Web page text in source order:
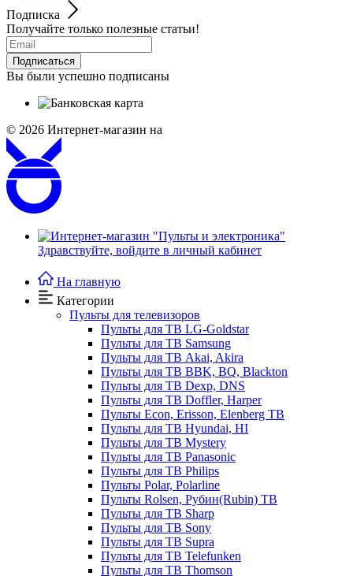
Подписка
Получайте только полезные статьи!
Подписаться
Вы были успешно подписаны
© 2026 Интернет-магазин на
Здравствуйте, войдите в личный кабинет
На главную
Категории
Пульты для телевизоров
Пульты для ТВ LG-Goldstar
Пульты для ТВ Samsung
Пульты для ТВ Akai, Akira
Пульты для ТВ BBK, BQ, Blackton
Пульты для ТВ Dexp, DNS
Пульты для ТВ Doffler, Harper
Пульты Econ, Erisson, Elenberg ТВ
Пульты для ТВ Hyundai, HI
Пульты для ТВ Mystery
Пульты для ТВ Panasonic
Пульты для ТВ Philips
Пульты Polar, Polarline
Пульты Rolsen, Рубин(Rubin) ТВ
Пульты для ТВ Sharp
Пульты для ТВ Sony
Пульты для ТВ Supra
Пульты для ТВ Telefunken
Пульты для ТВ Thomson